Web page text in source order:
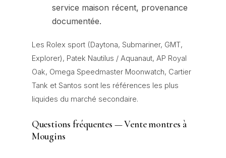
service maison récent, provenance
documentée.
Les Rolex sport (Daytona, Submariner, GMT,
Explorer), Patek Nautilus / Aquanaut, AP Royal
Oak, Omega Speedmaster Moonwatch, Cartier
Tank et Santos sont les références les plus
liquides du marché secondaire.
Questions fréquentes — Vente montres à
Mougins